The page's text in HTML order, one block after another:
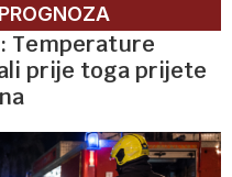
Temperature
prije toga prijete